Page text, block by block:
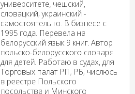
университете, чешский,
словацкий, украинский -
самостоятельно. В бизнесе с
1995 года. Перевела на
белорусский язык 9 книг. Автор
польско-белорусского словаря
для детей. Работаю в судах, для
Торговых палат РП, РБ, числюсь
в реестре Польского
посольства и Минского